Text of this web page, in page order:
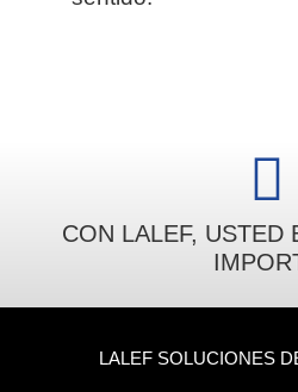
CON LALEF, USTED
LALEF SOLUCIONES